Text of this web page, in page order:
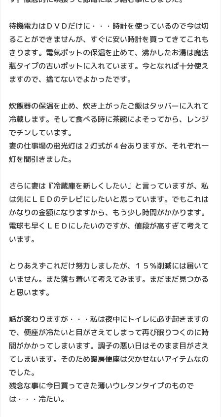
待機電力はＤＶＤだけに・・・時計を使っているので今は切
ることができませんが、すぐに安い時計を買ってきてこれも
きります。電気ポットの保温を止めて、沸かしたお湯は魔法
瓶タイプの古いポットに入れています。今となれば十分使え
ますので、捨てないでよかったです。
炊飯器の保温を止め、炊き上がったご飯はタッバーに入れて
冷蔵します。そして食べる時に茶碗によそってから、レンジ
でチンしています。
妻の仕事場の蛍光灯は２灯式が４台ありますが、それぞれ一
灯を間引きました。
さらに妻は『冷蔵庫を新しくしたい』と言っていますが、私
は先にＬＥＤのテレビにしたいと思っています。でもこれは
かなりの金額になりますから、もう少し時間がかかります。
電球も早くＬＥＤにしたいのですが、値段が高すぎて考えて
います。
とりあえずこれだけ努力しましたが、１５％削減には届いて
いません。また落ち着いて考えてみます。まだまだ見つかる
と思います。
話が変わりますが・・・私は夜中にトイレに必ず起きますの
で、便座が冷たいと目がさえてしまって再び眠りつくのに時
間がかかってしまいます。調子の悪い日はそのまま目がさえ
てしまいます。そのため暖房便座は欠かせないアイテムなの
でした。
残念な事に今日買ってきた薄いウレタンタイプのもので
は・・・冷たい。